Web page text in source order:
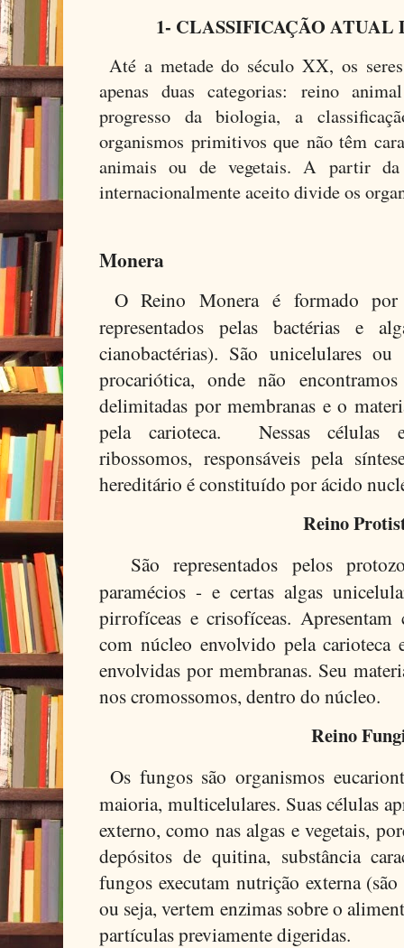
1- CLASSIFICAÇÃO ATUAL
Até a metade do século XX, os
apenas duas categorias: reino
progresso da biologia, a
organismos primitivos que não têm
animais ou de vegetais. A partir
internacionalmente aceito divide os
Monera
O Reino Monera é formado por
representados pelas bactérias e
cianobactérias). São unicelulares
procariótica, onde não
delimitadas por membranas e o
pela carioteca.
Nessas células
ribossomos, responsáveis pela
hereditário é constituído por ácido
Reino
São representados pelos
paramécios - e certas algas
pirrofíceas e crisofíceas.
com núcleo envolvido pela carioteca
envolvidas por membranas. Seu
nos cromossomos, dentro do núcleo.
Reino
Os fungos são organismos
maioria, multicelulares. Suas células
externo, como nas algas e vegetais,
depósitos de quitina, substância
fungos executam nutrição externa
ou seja, vertem enzimas sobre o
partículas previamente digeridas.